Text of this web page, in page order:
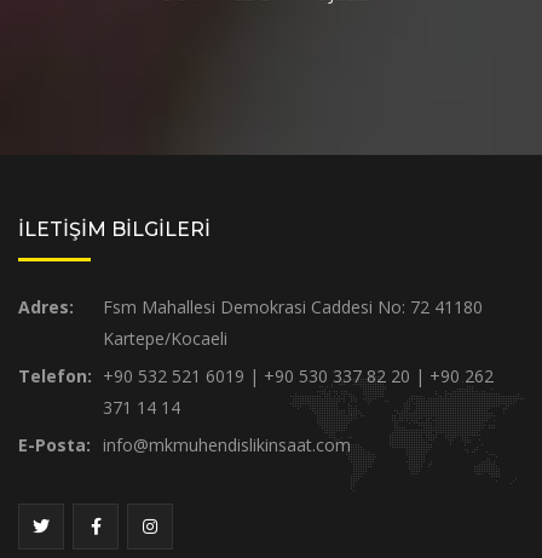
İLETİŞİM BİLGİLERİ
Adres:
Fsm Mahallesi Demokrasi Caddesi No: 72 41180
Kartepe/Kocaeli
Telefon: +90 532 521 6019 | +90 530 337 82 20 | +90 262
371 14 14
E-Posta:
info@mkmuhendislikinsaat.com